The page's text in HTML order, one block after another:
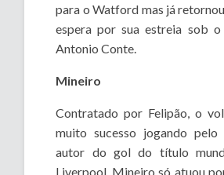
para o Watford mas já
espera por sua estreia sob
Antonio Conte.
Mineiro
Contratado por Felipão, o
muito sucesso jogando pelo
autor do gol do título
Liverpool, Mineiro só atuou